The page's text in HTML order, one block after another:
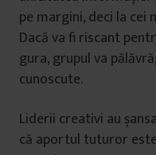
pe margini, deci la cei
Dacă va fi riscant
gura, grupul va
cunoscute.
Liderii creativi au
că aportul tuturor